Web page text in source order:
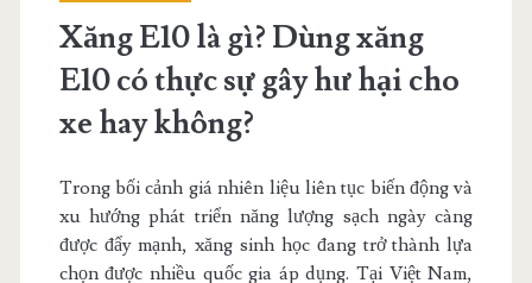
Xăng E10 là gì? Dùng xăng
E10 có thực sự gây hư hại cho
xe hay không?
Trong bối cảnh giá nhiên liệu liên tục biến động và
xu hướng phát triển năng lượng sạch ngày càng
được đẩy mạnh, xăng sinh học đang trở thành lựa
chọn được nhiều quốc gia áp dụng. Tại Việt Nam,